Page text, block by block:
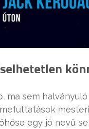
ma sem
egy jó nevű